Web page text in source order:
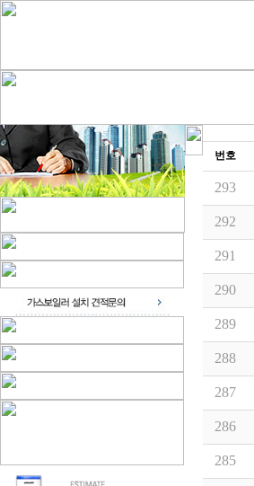
번호
293
292
291
290
289
288
287
286
285